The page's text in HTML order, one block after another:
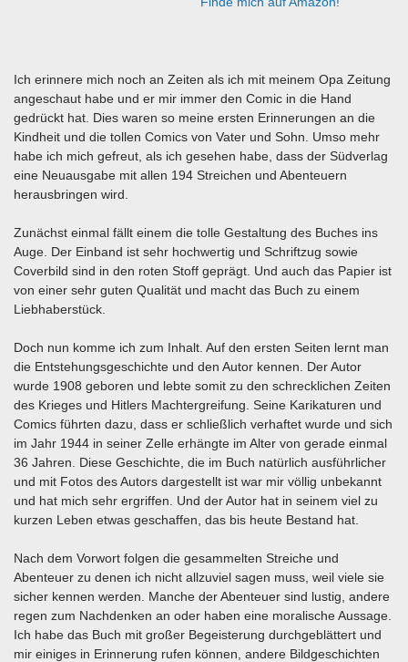
Ich erinnere mich noch an Zeiten als ich mit meinem Opa Zeitung
angeschaut habe und er mir immer den Comic in die Hand
gedrückt hat. Dies waren so meine ersten Erinnerungen an die
Kindheit und die tollen Comics von Vater und Sohn. Umso mehr
habe ich mich gefreut, als ich gesehen habe, dass der Südverlag
eine Neuausgabe mit allen 194 Streichen und Abenteuern
herausbringen wird.
Zunächst einmal fällt einem die tolle Gestaltung des Buches ins
Auge. Der Einband ist sehr hochwertig und Schriftzug sowie
Coverbild sind in den roten Stoff geprägt. Und auch das Papier ist
von einer sehr guten Qualität und macht das Buch zu einem
Liebhaberstück.
Doch nun komme ich zum Inhalt. Auf den ersten Seiten lernt man
die Entstehungsgeschichte und den Autor kennen. Der Autor
wurde 1908 geboren und lebte somit zu den schrecklichen Zeiten
des Krieges und Hitlers Machtergreifung. Seine Karikaturen und
Comics führten dazu, dass er schließlich verhaftet wurde und sich
im Jahr 1944 in seiner Zelle erhängte im Alter von gerade einmal
36 Jahren. Diese Geschichte, die im Buch natürlich ausführlicher
und mit Fotos des Autors dargestellt ist war mir völlig unbekannt
und hat mich sehr ergriffen. Und der Autor hat in seinem viel zu
kurzen Leben etwas geschaffen, das bis heute Bestand hat.
Nach dem Vorwort folgen die gesammelten Streiche und
Abenteuer zu denen ich nicht allzuviel sagen muss, weil viele sie
sicher kennen werden. Manche der Abenteuer sind lustig, andere
regen zum Nachdenken an oder haben eine moralische Aussage.
Ich habe das Buch mit großer Begeisterung durchgeblättert und
mir einiges in Erinnerung rufen können, andere Bildgeschichten